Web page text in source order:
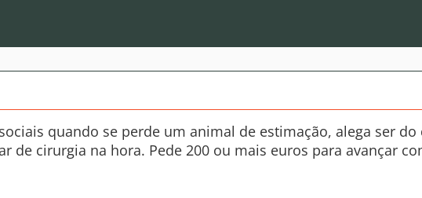
quando se perde um animal de estimação, alega ser do
de cirurgia na hora. Pede 200 ou mais euros para avançar